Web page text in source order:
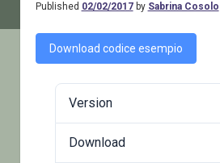
Home
Chi sono
Contatto
Published 02/02/2017by Sabrina Cosolo
Download codice esempio
Version
Download